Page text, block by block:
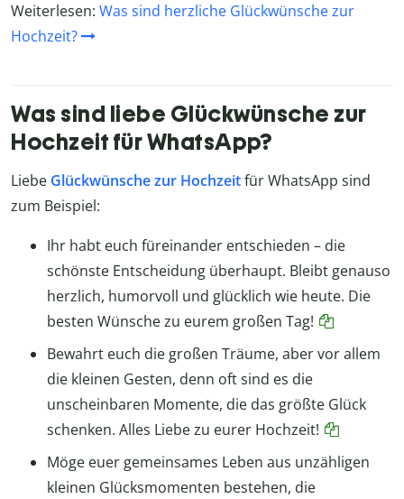
Weiterlesen: Was sind herzliche Glückwünsche zur
Hochzeit?
Was sind liebe Glückwünsche zur
Hochzeit für WhatsApp?
Liebe Glückwünsche zur Hochzeitfür WhatsApp sind
zum Beispiel:
Ihr habt euch füreinander entschieden – die
schönste Entscheidung überhaupt. Bleibt genauso
herzlich, humorvoll und glücklich wie heute. Die
besten Wünsche zu eurem großen Tag!
Bewahrt euch die großen Träume, aber vor allem
die kleinen Gesten, denn oft sind es die
unscheinbaren Momente, die das größte Glück
schenken. Alles Liebe zu eurer Hochzeit!
Möge euer gemeinsames Leben aus unzähligen
kleinen Glücksmomenten bestehen, die